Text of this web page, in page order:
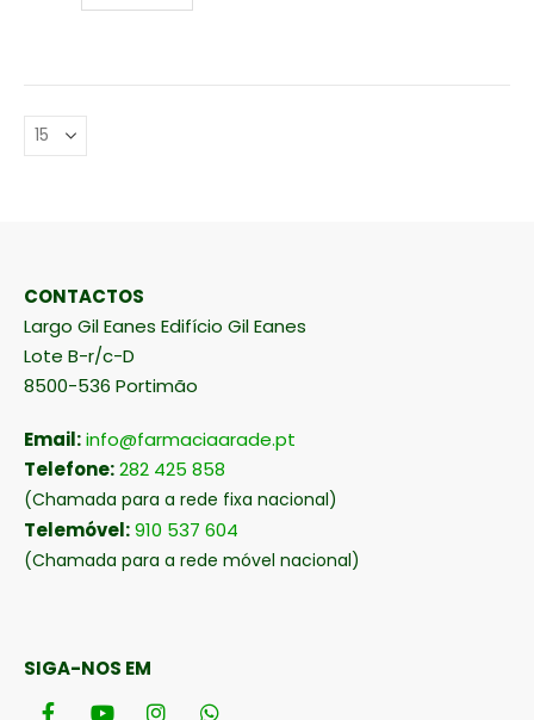
CONTACTOS
Largo Gil Eanes Edifício Gil Eanes
Lote B-r/c-D
8500-536 Portimão
Email:info@farmaciaarade.pt
Telefone:282 425 858
(Chamada para a rede fixa nacional)
Telemóvel:910 537 604
(Chamada para a rede móvel nacional)
SIGA-NOS EM